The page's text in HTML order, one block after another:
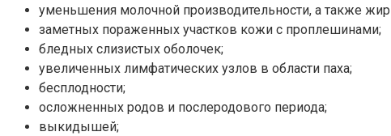
уменьшения молочной производительности, а также
заметных пораженных участков кожи с проплешинами;
бледных слизистых оболочек;
увеличенных лимфатических узлов в области паха;
бесплодности;
осложненных родов и послеродового периода;
выкидышей;